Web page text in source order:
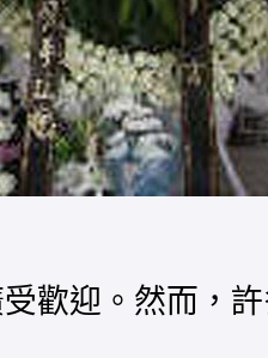
歡迎。然而，